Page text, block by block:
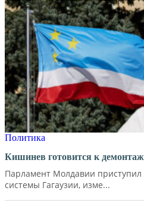
Политика
Кишинев готовится к
Парламент Молдавии
системы Гагаузии, изме...